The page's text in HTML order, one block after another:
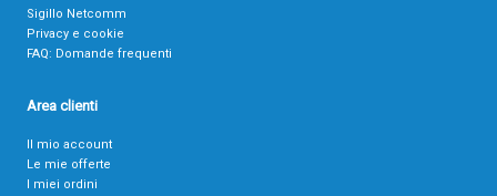
Sigillo Netcomm
Privacy e cookie
FAQ: Domande frequenti
Area clienti
Il mio account
Le mie offerte
I miei ordini